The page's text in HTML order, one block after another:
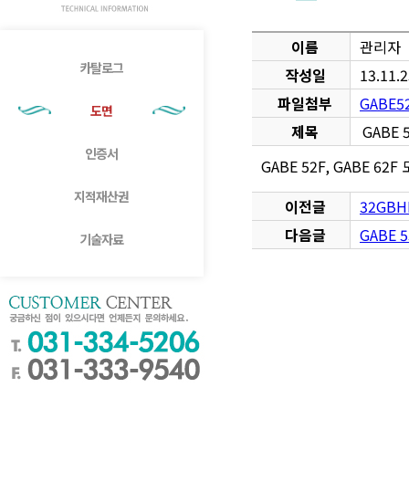
카탈로그
도면
인증서
지적재산권
기술자료
이름
관리자
작성일
파일첨부
제목
GABE
GABE 52F, GABE 62F
이전글
다음글
GABE